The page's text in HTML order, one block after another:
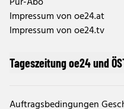
Impressum von oe24.at
Impressum von oe24.tv
Tageszeitung oe24 und
Auftragsbedingungen